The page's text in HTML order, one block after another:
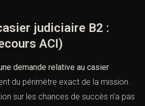
précisément
judiciaire B2 :
ACI)